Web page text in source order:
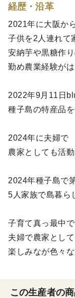
経歴・沿革
2021年に大阪か
子供を2人連れて
安納芋や黒糖作
勤め農業経験が
2022年9月11日
種子島の特産品
2024年に夫婦で
農家としても活
2024年種子島で
5人家族で島暮ら
子育て真っ最中
夫婦で農家とし
楽しみなが色々
この生産者の